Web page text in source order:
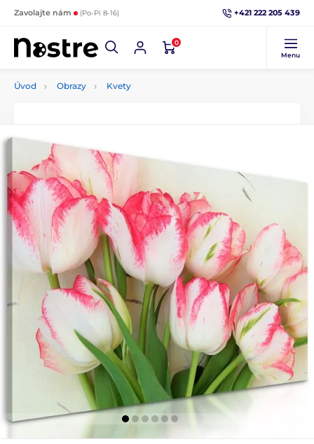
Zavolajte nám (Po-Pi 8-16) +421 222 205 439
0
Menu
Úvod Obrazy Kvety